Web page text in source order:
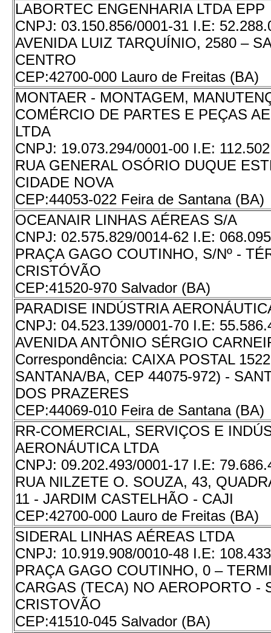
LABORTEC ENGENHARIA LTDA EPP
CNPJ: 03.150.856/0001-31 I.E:
AVENIDA LUIZ TARQUÍNIO, 2580 –
CENTRO
CEP:42700-000 Lauro de Freitas (BA)
MONTAER - MONTAGEM,
COMÉRCIO DE PARTES E PEÇAS
LTDA
CNPJ: 19.073.294/0001-00 I.E:
RUA GENERAL OSÓRIO DUQUE
CIDADE NOVA
CEP:44053-022 Feira de Santana (BA)
OCEANAIR LINHAS AÉREAS S/A
CNPJ: 02.575.829/0014-62 I.E:
PRAÇA GAGO COUTINHO, S/Nº -
CRISTÓVÃO
CEP:41520-970 Salvador (BA)
PARADISE INDÚSTRIA
CNPJ: 04.523.139/0001-70 I.E:
AVENIDA ANTÔNIO SÉRGIO
Correspondência: CAIXA POSTAL
SANTANA/BA, CEP 44075-972) -
DOS PRAZERES
CEP:44069-010 Feira de Santana (BA)
RR-COMERCIAL, SERVIÇOS E
AERONÁUTICA LTDA
CNPJ: 09.202.493/0001-17 I.E:
RUA NILZETE O. SOUZA, 43,
11 - JARDIM CASTELHÃO - CAJI
CEP:42700-000 Lauro de Freitas (BA)
SIDERAL LINHAS AÉREAS LTDA
CNPJ: 10.919.908/0010-48 I.E:
PRAÇA GAGO COUTINHO, 0 –
CARGAS (TECA) NO AEROPORTO -
CRISTOVÃO
CEP:41510-045 Salvador (BA)